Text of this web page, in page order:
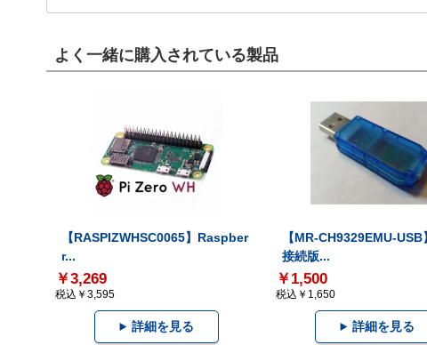
よく一緒に購入されている製品
【RASPIZWHSC0065】Raspber
r...
￥3,269
税込￥3,595
詳細を見る
【MR-CH9329EMU-USB
接続版...
￥1,500
税込￥1,650
詳細を見る